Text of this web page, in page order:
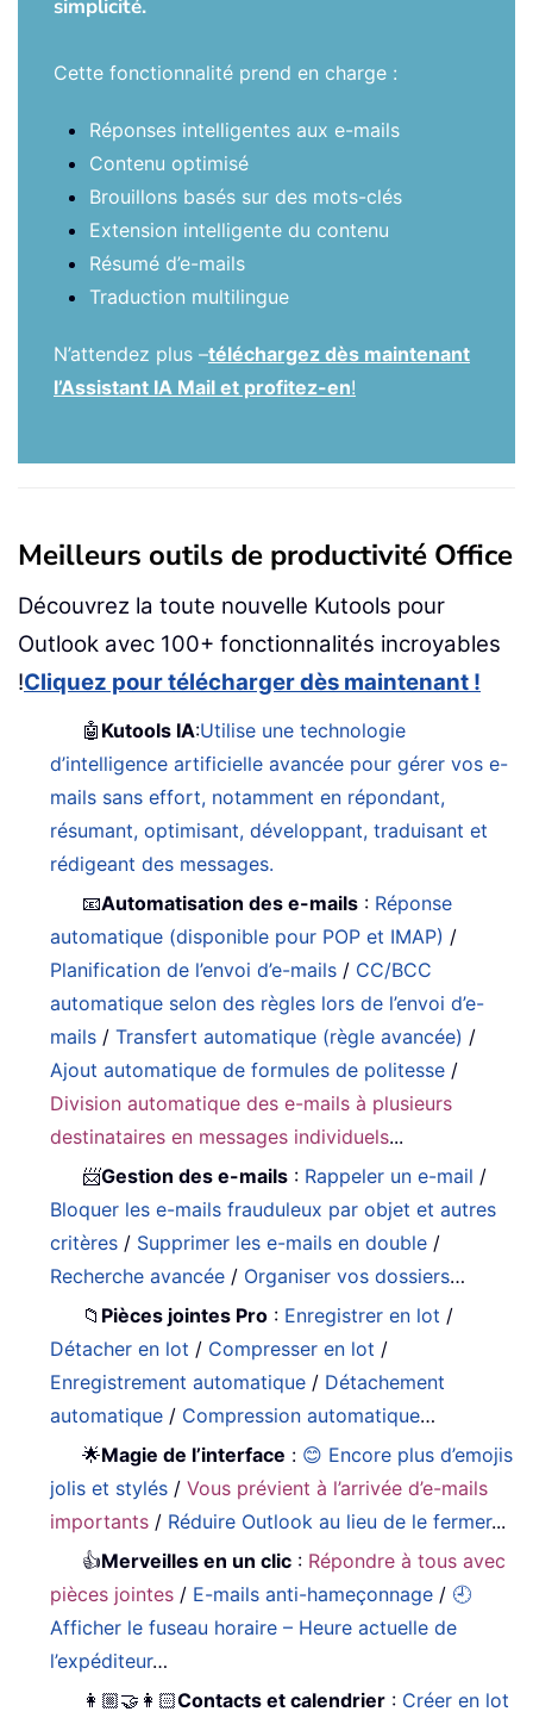
simplicité.
Cette fonctionnalité prend en charge :
Réponses intelligentes aux e-mails
Contenu optimisé
Brouillons basés sur des mots-clés
Extension intelligente du contenu
Résumé d’e-mails
Traduction multilingue
N’attendez plus –téléchargez dès maintenant
l’Assistant IA Mail et profitez-en!
Meilleurs outils de productivité Office
Découvrez la toute nouvelle Kutools pour
Outlook avec 100+ fonctionnalités incroyables
!Cliquez pour télécharger dès maintenant !
🤖 Kutools IA:Utilise une technologie
d’intelligence artificielle avancée pour gérer vos e-
mails sans effort, notamment en répondant,
résumant, optimisant, développant, traduisant et
rédigeant des messages.
📧Automatisation des e-mails : Réponse
automatique (disponible pour POP et IMAP) /
Planification de l’envoi d’e-mails / CC/BCC
automatique selon des règles lors de l’envoi d’e-
mails /Transfert automatique (règle avancée) /
Ajout automatique de formules de politesse /
Division automatique des e-mails à plusieurs
destinataires en messages individuels...
📨Gestion des e-mails : Rappeler un e-mail /
Bloquer les e-mails frauduleux par objet et autres
critères / Supprimer les e-mails en double /
Recherche avancée / Organiser vos dossiers…
📁 Pièces jointes Pro : Enregistrer en lot /
Détacher en lot / Compresser en lot /
Enregistrement automatique / Détachement
automatique / Compression automatique…
🌟Magie de l’interface : 😊 Encore plus d’emojis
jolis et stylés /Vous prévient à l’arrivée d’e-mails
importants / Réduire Outlook au lieu de le fermer...
👍Merveilles en un clic : Répondre à tous avec
pièces jointes / E-mails anti-hameçonnage / 🕘
Afficher le fuseau horaire – Heure actuelle de
l’expéditeur…
👩🏼‍🤝‍👩🏻Contacts et calendrier : Créer en lot